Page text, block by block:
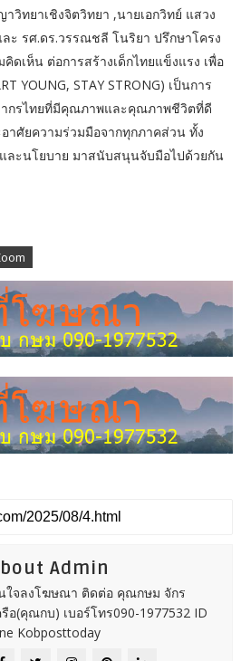
วิทยาเชิงจิตวิทยา ,นายเอกวิทย์ แสวง
ะ รศ.ดร.วรรณชลี โนริยา ปรึกษาโครง
ดเห็น ต่อการสร้างเด็กไทยแข็งแรง เพื่อ
YOUNG, STAY STRONG) เป็นการ
ากรไทยที่มีคุณภาพและคุณภาพชีวิตที่ดี
าศัยความร่วมมือจากทุกภาคส่วน ทั้ง
ละนโยบาย มาสนับสนุนจับมือไปด้วยกัน
Admin
ใจลงโฆษณา ติดต่อ คุณกษม จักร
รือ(คุณกบ) เบอร์โทร090-1977532 ID
Kobposttoday